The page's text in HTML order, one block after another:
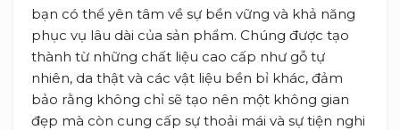
bạn có thể yên tâm về sự bền vững và khả năng
phục vụ lâu dài của sản phẩm. Chúng được tạo
thành từ những chất liệu cao cấp như gỗ tự
nhiên, da thật và các vật liệu bền bỉ khác, đảm
bảo rằng không chỉ sẽ tạo nên một không gian
đẹp mà còn cung cấp sự thoải mái và sự tiện nghi